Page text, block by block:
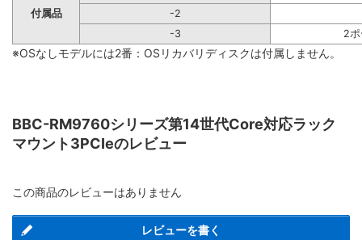
付属品
-2
-3
2
※OSなしモデルには2番：OSリカバリディスクは付属しません。
BBC-RM9760シリーズ第14世代Core対応ラック
マウント3PCIeのレビュー
この商品のレビューはありません
レビューを書く